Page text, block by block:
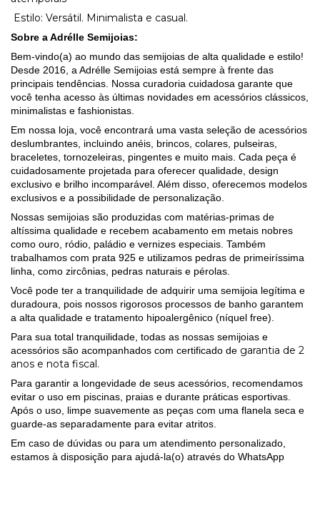
Estilo: Versátil. Minimalista e casual.
Sobre a Adrélle Semijoias:
Bem-vindo(a) ao mundo das semijoias de alta qualidade e estilo!
Desde 2016, a Adrélle Semijoias está sempre à frente das
principais tendências. Nossa curadoria cuidadosa garante que
você tenha acesso às últimas novidades em acessórios clássicos,
minimalistas e fashionistas.
Em nossa loja, você encontrará uma vasta seleção de acessórios
deslumbrantes, incluindo anéis, brincos, colares, pulseiras,
braceletes, tornozeleiras, pingentes e muito mais. Cada peça é
cuidadosamente projetada para oferecer qualidade, design
exclusivo e brilho incomparável. Além disso, oferecemos modelos
exclusivos e a possibilidade de personalização.
Nossas semijoias são produzidas com matérias-primas de
altíssima qualidade e recebem acabamento em metais nobres
como ouro, ródio, paládio e vernizes especiais. Também
trabalhamos com prata 925 e utilizamos pedras de primeiríssima
linha, como zircônias, pedras naturais e pérolas.
Você pode ter a tranquilidade de adquirir uma semijoia legítima e
duradoura, pois nossos rigorosos processos de banho garantem
a alta qualidade e tratamento hipoalergênico (níquel free).
Para sua total tranquilidade, todas as nossas semijoias e
acessórios são acompanhados com certificado de garantia de 2
anos e nota fiscal.
Para garantir a longevidade de seus acessórios, recomendamos
evitar o uso em piscinas, praias e durante práticas esportivas.
Após o uso, limpe suavemente as peças com uma flanela seca e
guarde-as separadamente para evitar atritos.
Em caso de dúvidas ou para um atendimento personalizado,
estamos à disposição para ajudá-la(o) através do WhatsApp